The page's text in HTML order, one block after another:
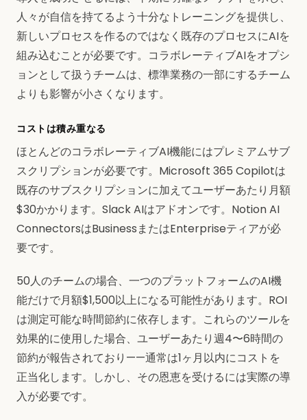
人々が自信を持てるよう十分なトレーニングを提供し、
新しいプロセスを作るのではなく既存のプロセスにAIを
組み込むことが必要です。コラボレーティブAIをオプシ
ョンとして扱うチームは、標準業務の一部にするチーム
よりも影響が小さくなります。
コストは積み重なる
ほとんどのコラボレーティブAI機能にはプレミアムサブ
スクリプションが必要です。Microsoft 365 Copilotは
既存のサブスクリプションに加えてユーザーあたり月額
$30かかります。Slack AIはアドオンです。Notion AI
ConnectorsはBusinessまたはEnterpriseティアが必
要です。
50人のチームの場合、一つのプラットフォームのAI機
能だけで月額$1,500以上になる可能性があります。ROI
は測定可能な時間節約に依存します。これらのツールを
効果的に使用した場合、ユーザーあたり週4〜6時間の
節約が報告されており——通常は1ヶ月以内にコストを
正当化します。しかし、その恩恵を受けるには実際の導
入が必要です。